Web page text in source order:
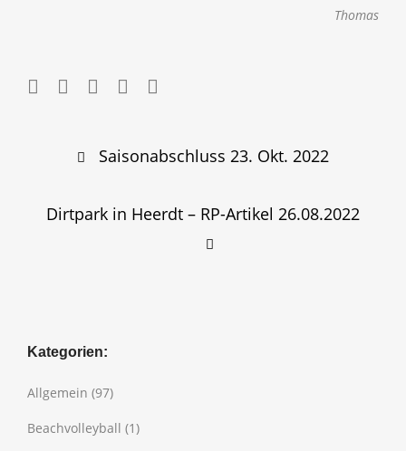
Thomas
Saisonabschluss 23. Okt. 2022
Dirtpark in Heerdt – RP-Artikel 26.08.2022
Kategorien:
Allgemein (97)
Beachvolleyball (1)